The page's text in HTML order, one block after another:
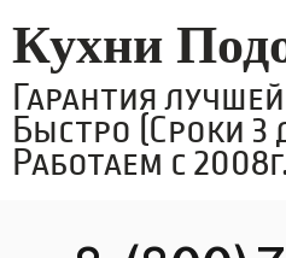
Кухни
Гарантия
Быстро (Сроки 3
Работаем с